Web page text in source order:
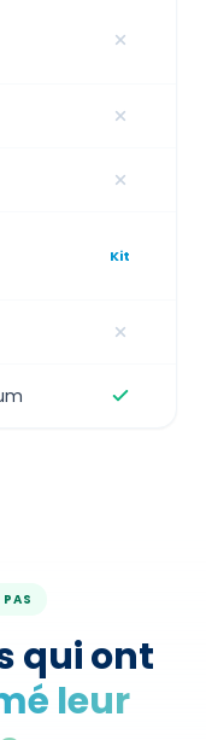
Kit
qui ont
leur